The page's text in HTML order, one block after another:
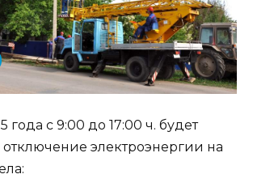
года с 9:00 до 17:00 ч. будет
электроэнергии на